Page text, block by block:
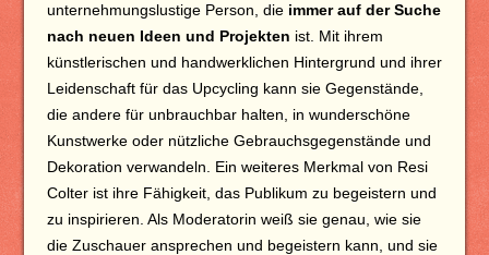
unternehmungslustige Person, die immer auf der Suche
nach neuen Ideen und Projekten ist. Mit ihrem
künstlerischen und handwerklichen Hintergrund und ihrer
Leidenschaft für das Upcycling kann sie Gegenstände,
die andere für unbrauchbar halten, in wunderschöne
Kunstwerke oder nützliche Gebrauchsgegenstände und
Dekoration verwandeln. Ein weiteres Merkmal von Resi
Colter ist ihre Fähigkeit, das Publikum zu begeistern und
zu inspirieren. Als Moderatorin weiß sie genau, wie sie
die Zuschauer ansprechen und begeistern kann, und sie